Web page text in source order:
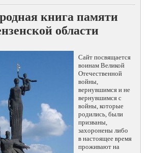
книга памяти
области
Сайт посвящается
воинам Великой
Отечественной
войны,
вернувшимся и не
вернувшимся с
войны, которые
родились, были
призваны,
захоронены либо
в настоящее время
проживают на